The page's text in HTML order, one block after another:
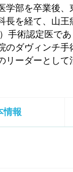
学部を卒業後
長を経て、山
手術認定医で
のダヴィンチ
リーダーとして
情報